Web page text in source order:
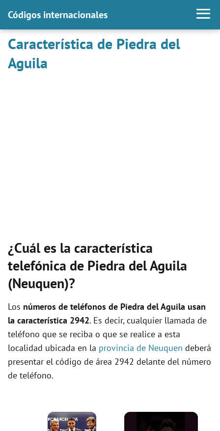
Códigos internacionales
Característica de Piedra del
Aguila
¿Cuál es la característica
telefónica de Piedra del Aguila
(Neuquen)?
Los números de teléfonos de Piedra del Aguila usan
la característica 2942. Es decir, cualquier llamada de
teléfono que se reciba o que se realice a esta
localidad ubicada en la provincia de Neuquen deberá
presentar el código de área 2942 delante del número
de teléfono.
×